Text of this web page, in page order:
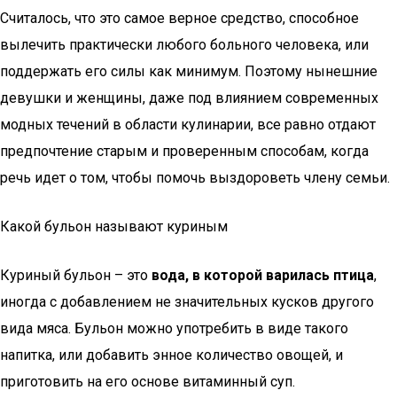
Считалось, что это самое верное средство, способное
вылечить практически любого больного человека, или
поддержать его силы как минимум. Поэтому нынешние
девушки и женщины, даже под влиянием современных
модных течений в области кулинарии, все равно отдают
предпочтение старым и проверенным способам, когда
речь идет о том, чтобы помочь выздороветь члену семьи.
Какой бульон называют куриным
Куриный бульон – это вода, в которой варилась птица,
иногда с добавлением не значительных кусков другого
вида мяса. Бульон можно употребить в виде такого
напитка, или добавить энное количество овощей, и
приготовить на его основе витаминный суп.